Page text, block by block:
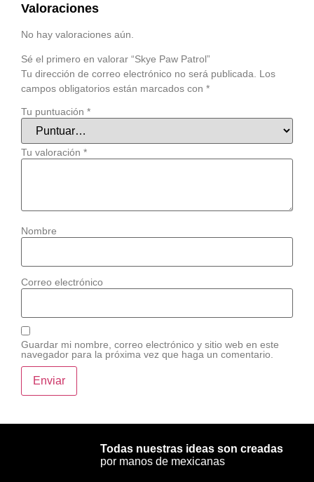
Valoraciones
No hay valoraciones aún.
Sé el primero en valorar “Skye Paw Patrol”
Tu dirección de correo electrónico no será publicada. Los
campos obligatorios están marcados con *
Tu puntuación *
Tu valoración *
Nombre
Correo electrónico
Guardar mi nombre, correo electrónico y sitio web en este
navegador para la próxima vez que haga un comentario.
Todas nuestras ideas son creadas
por manos de mexicanas